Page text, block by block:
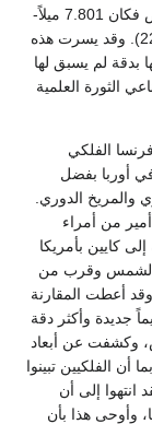
وبأرصاد مماثلة حسب بيكار القطر الاستوائي للأرض فكان 7.801 ميلاً-
وهو تقدير غير بعيد من تقديرنا الحالي وهو 7.913(22). وقد يسرت هذه
لم يسبق لها
الثورة العلمية
الفلكي
أوربا بفضل
والمريخ الدوري.
كأنه أمير من أمراء
ريشيه إلى كايين بأمريكا
الشمس وقرب من
أعطت المقارنة
جديدة وأكثر دقة
وكشفت عن أبعاد
الفلكيين تبينوا
إلى أن
وأوحى هذا بأن